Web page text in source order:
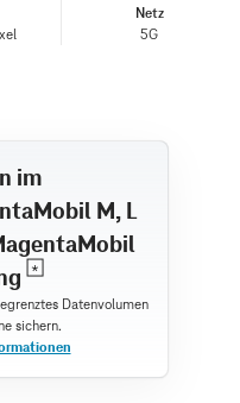
Netz
5G
im
M, L